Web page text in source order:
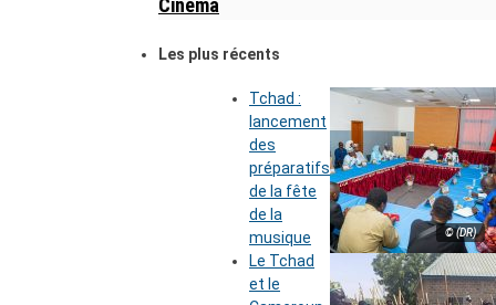
Cinéma
Les plus récents
© (DR)
Tchad :
lancement
des
préparatifs
de la fête
de la
musique
Le Tchad
et le